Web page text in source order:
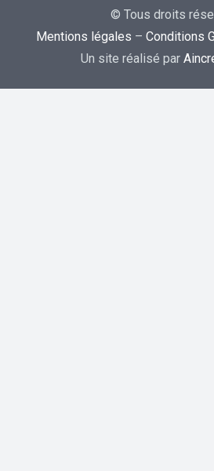
© Tous droits
Mentions légales – Conditions
Un site réalisé par